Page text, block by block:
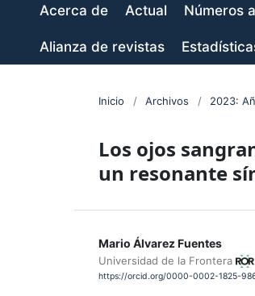
Acerca de Actual Números
Alianza de revistas
Inicio / Archivos / 2023:
Los ojos
un resonante
Mario Álvarez Fuentes
Universidad de la Frontera
https://orcid.org/0000-0002-1825-